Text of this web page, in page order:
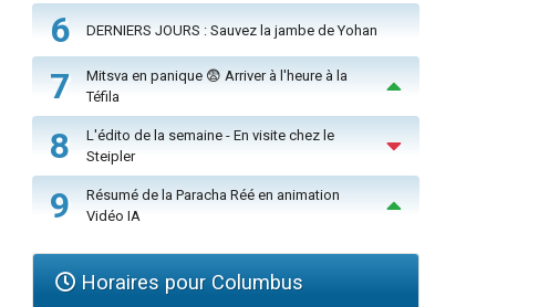
6 DERNIERS JOURS : Sauvez la jambe de Yohan
7
Mitsva en panique 😨 Arriver à l'heure à la
Téfila
8
L'édito de la semaine - En visite chez le
Steipler
9
Résumé de la Paracha Réé en animation
Vidéo IA
Horaires pour Columbus